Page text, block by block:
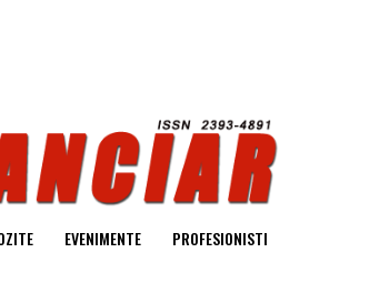
EVENIMENTE PROFESIONISTI